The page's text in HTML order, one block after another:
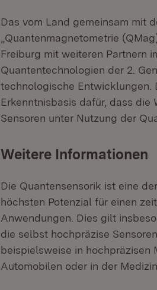
Das vom Land gemeinsam mit
„Quantenmagnetometrie
Freiburg mit weiteren Partnern
Quantentechnologien der 2.
technologische Entwicklungen.
Erkenntnisbasis dafür, dass
Sensoren unter Nutzung der
Weitere Informationen
Die Quantensensorik ist eine
höchsten Potenzial für einen
Anwendungen. Dies gilt
die selbst hochpräzise
beispielsweise in hochpräzisen
Automobilen oder in der